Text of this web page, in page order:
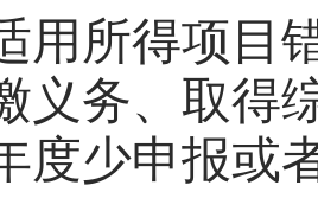
所得项目错
义务、取得
度少申报或